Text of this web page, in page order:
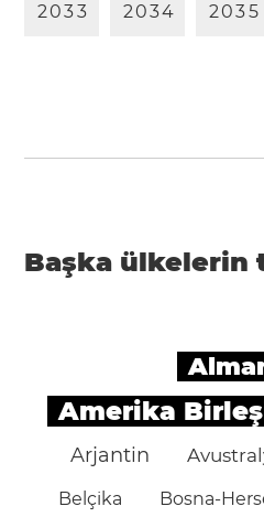
2033 2034 2035
Başka ülkelerin
Amerika
Arjantin
Belçika Bosna-